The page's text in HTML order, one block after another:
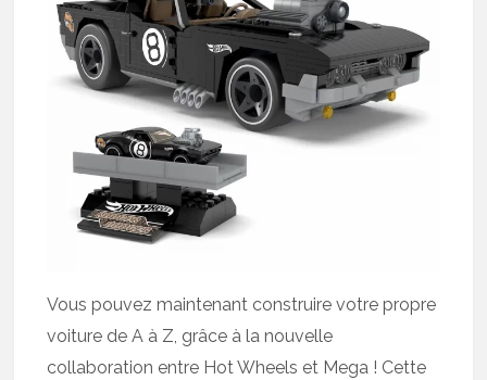
Vous pouvez maintenant construire votre propre
voiture de A à Z, grâce à la nouvelle
collaboration entre Hot Wheels et Mega ! Cette